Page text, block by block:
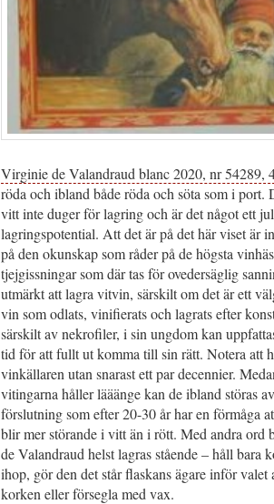
Virginie de Valandraud blanc 2020, nr 54289,
röda och ibland både röda och söta som i port.
vitt inte duger för lagring och är det något ett
lagringspotential. Att det är på det här viset är
på den okunskap som råder på de högsta
tjejgissningar som där tas för ovedersäglig
utmärkt att lagra vitvin, särskilt om det är ett
vin som odlats, vinifierats och lagrats efter
särskilt av nekrofiler, i sin ungdom kan
tid för att fullt ut komma till sin rätt. Notera att
vinkällaren utan snarast ett par decennier.
vitingarna håller lääänge kan de ibland störas
förslutning som efter 20-30 år har en förmåga
blir mer störande i vitt än i rött. Med andra
de Valandraud helst lagras stående – håll bara
ihop, gör den det står flaskans ägare inför
korken eller försegla med vax.